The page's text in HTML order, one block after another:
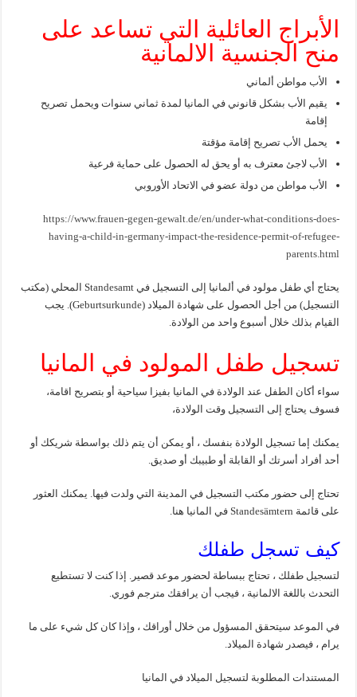
الأبراج العائلية التي تساعد على
منح الجنسية الالمانية
الأب مواطن ألماني
يقيم الأب بشكل قانوني في المانيا لمدة ثماني سنوات ويحمل تصريح
إقامة
يحمل الأب تصريح إقامة مؤقتة
الأب لاجئ معترف به أو يحق له الحصول على حماية فرعية
الأب مواطن من دولة عضو في الاتحاد الأوروبي
https://www.frauen-gegen-gewalt.de/en/under-what-conditions-does-
having-a-child-in-germany-impact-the-residence-permit-of-refugee-
parents.html
يحتاج أي طفل مولود في ألمانيا إلى التسجيل في Standesamt المحلي (مكتب
التسجيل) من أجل الحصول على شهادة الميلاد (Geburtsurkunde). يجب
القيام بذلك خلال أسبوع واحد من الولادة.
تسجيل طفل المولود في المانيا
سواء أكان الطفل عند الولادة في المانيا بفيزا سياحية أو بتصريح اقامة،
فسوف يحتاج إلى التسجيل وقت الولادة،
يمكنك إما تسجيل الولادة بنفسك ، أو يمكن أن يتم ذلك بواسطة شريكك أو
أحد أفراد أسرتك أو القابلة أو طبيبك أو صديق.
تحتاج إلى حضور مكتب التسجيل في المدينة التي ولدت فيها. يمكنك العثور
على قائمة Standesämtern في المانيا هنا.
كيف تسجل طفلك
لتسجيل طفلك ، تحتاج ببساطة لحضور موعد قصير. إذا كنت لا تستطيع
التحدث باللغة الالمانية ، فيجب أن يرافقك مترجم فوري.
في الموعد سيتحقق المسؤول من خلال أوراقك ، وإذا كان كل شيء على ما
يرام ، فيصدر شهادة الميلاد.
المستندات المطلوبة لتسجيل الميلاد في المانيا